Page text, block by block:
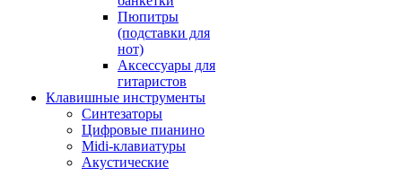
Пюпитры
(подставки для
нот)
Аксессуары для
гитаристов
Клавишные инструменты
Синтезаторы
Цифровые пианино
Midi-клавиатуры
Акустические